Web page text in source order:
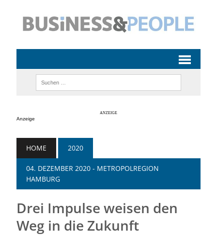
Anzeige
HOME 2020
04. DEZEMBER 2020 - METROPOLREGION
HAMBURG
Drei Impulse weisen den
Weg in die Zukunft